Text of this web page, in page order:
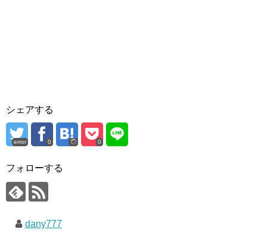
シェアする
error 0 0
フォローする
dany777